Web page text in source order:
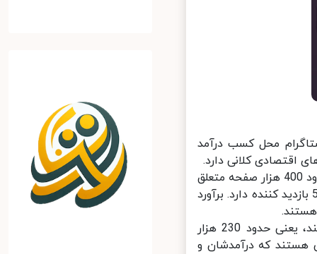
محل کسب درآمد
کلانی دارد.
همچین آقای ربیعی نوشته است که بر اساس بررسی های صورت گرفته حدود 400 هزار صفحه متعلق
درشبکه اجتماعی اینستاگرام موجود است که هر کدام بالای 5000 بازدید کننده دارد. برآورد
وی در ادامه نوشت اگر هر صفحه دست کم درآمد دو خانواده را تامین کند، یعنی حدود 230 هزار
که بالغ بر 950 هزار نفر ایرانی هستند که درآمدشان و